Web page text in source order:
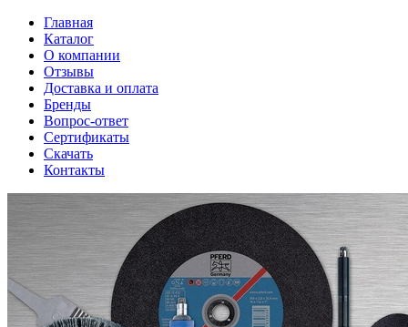
Главная
Каталог
О компании
Отзывы
Доставка и оплата
Бренды
Вопрос-ответ
Сертификаты
Скачать
Контакты